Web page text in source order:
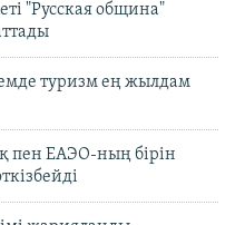
"Русская община"
туризм ең жылдам
пен ЕАЭО-ның бірін